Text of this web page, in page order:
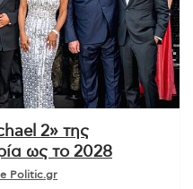
2» της
ως το 2028
Politic.gr